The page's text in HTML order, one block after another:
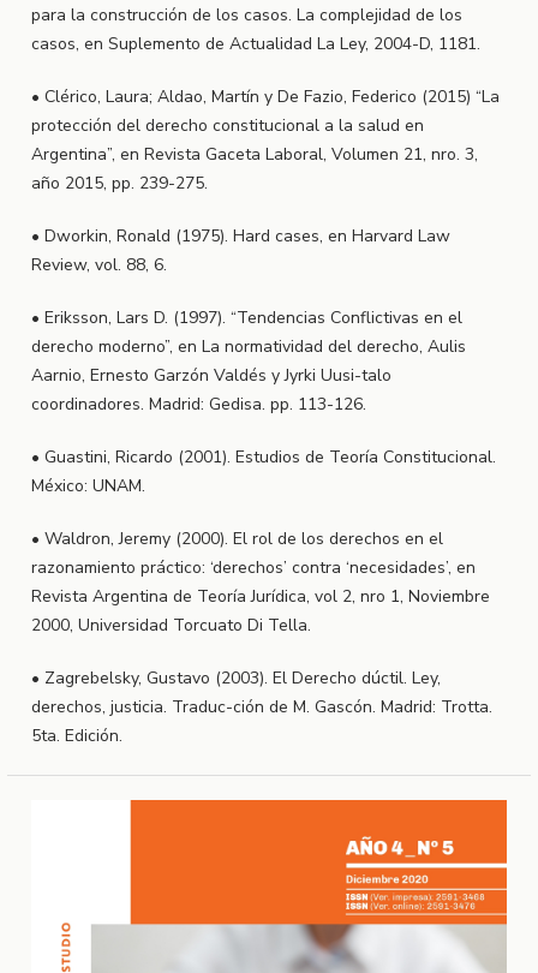
para la construcción de los casos. La complejidad de los
casos, en Suplemento de Actualidad La Ley, 2004-D, 1181.
• Clérico, Laura; Aldao, Martín y De Fazio, Federico (2015) “La
protección del derecho constitucional a la salud en
Argentina”, en Revista Gaceta Laboral, Volumen 21, nro. 3,
año 2015, pp. 239-275.
• Dworkin, Ronald (1975). Hard cases, en Harvard Law
Review, vol. 88, 6.
• Eriksson, Lars D. (1997). “Tendencias Conflictivas en el
derecho moderno”, en La normatividad del derecho, Aulis
Aarnio, Ernesto Garzón Valdés y Jyrki Uusi-talo
coordinadores. Madrid: Gedisa. pp. 113-126.
• Guastini, Ricardo (2001). Estudios de Teoría Constitucional.
México: UNAM.
• Waldron, Jeremy (2000). El rol de los derechos en el
razonamiento práctico: ‘derechos’ contra ‘necesidades’, en
Revista Argentina de Teoría Jurídica, vol 2, nro 1, Noviembre
2000, Universidad Torcuato Di Tella.
• Zagrebelsky, Gustavo (2003). El Derecho dúctil. Ley,
derechos, justicia. Traduc-ción de M. Gascón. Madrid: Trotta.
5ta. Edición.